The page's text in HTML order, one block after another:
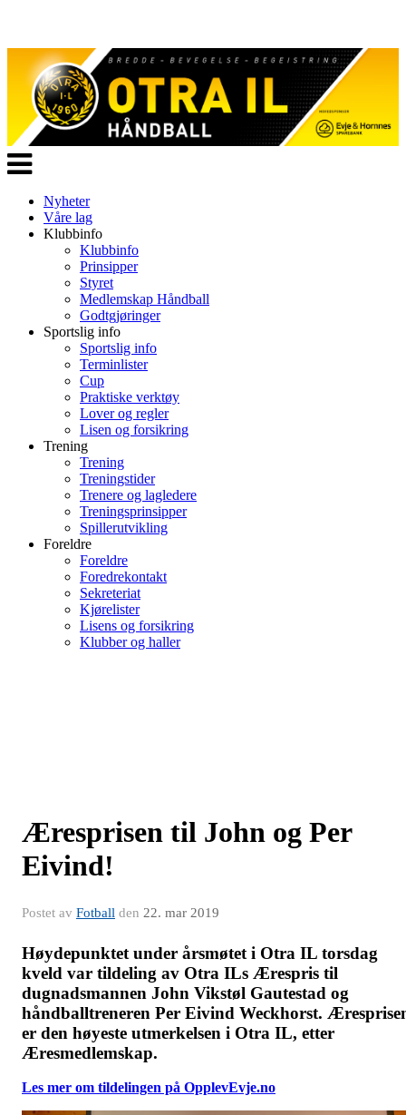
Veksle
navigasjon
Nyheter
Våre lag
Klubbinfo
Klubbinfo
Prinsipper
Styret
Medlemskap Håndball
Godtgjøringer
Sportslig info
Sportslig info
Terminlister
Cup
Praktiske verktøy
Lover og regler
Lisen og forsikring
Trening
Trening
Treningstider
Trenere og lagledere
Treningsprinsipper
Spillerutvikling
Foreldre
Foreldre
Foredrekontakt
Sekreteriat
Kjørelister
Lisens og forsikring
Klubber og haller
Æresprisen til John og Per
Eivind!
Postet av Fotball den 22. mar 2019
Høydepunktet under årsmøtet i Otra IL torsdag
kveld var tildeling av Otra ILs Ærespris til
dugnadsmannen John Vikstøl Gautestad og
håndballtreneren Per Eivind Weckhorst.
er den høyeste utmerkelsen i Otra IL, etter
Æresmedlemskap.
Les mer om tildelingen på OpplevEvje.no